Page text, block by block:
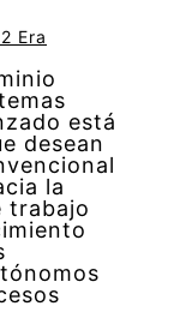
Era
está
desean
la
trabajo